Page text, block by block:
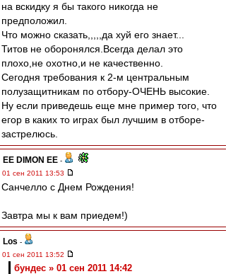
на вскидку я бы такого никогда не
предположил.
Что можно сказать,,,,,да хуй его знает...
Титов не оборонялся.Всегда делал это
плохо,не охотно,и не качественно.
Сегодня требования к 2-м центральным
полузащитникам по отбору-ОЧЕНЬ высокие.
Ну если приведешь еще мне пример того, что
егор в каких то играх был лучшим в отборе-
застрелюсь.
EE DIMON EE -
01 сен 2011 13:53
Санчелло с Днем Рождения!
Завтра мы к вам приедем!)
Los -
01 сен 2011 13:52
бундес » 01 сен 2011 14:42